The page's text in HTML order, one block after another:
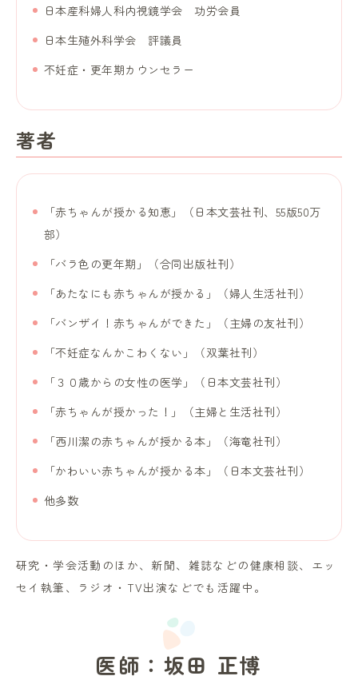
日本産科婦人科内視鏡学会 功労会員
日本生殖外科学会 評議員
不妊症・更年期カウンセラー
著者
「赤ちゃんが授かる知恵」（日本文芸社刊、55版50万
部）
「バラ色の更年期」（合同出版社刊）
「あたなにも赤ちゃんが授かる」（婦人生活社刊）
「バンザイ！赤ちゃんができた」（主婦の友社刊）
「不妊症なんかこわくない」（双葉社刊）
「３０歳からの女性の医学」（日本文芸社刊）
「赤ちゃんが授かった！」（主婦と生活社刊）
「西川潔の赤ちゃんが授かる本」（海竜社刊）
「かわいい赤ちゃんが授かる本」（日本文芸社刊）
他多数
研究・学会活動のほか、新聞、雑誌などの健康相談、エッ
セイ執筆、ラジオ・TV出演などでも活躍中。
医師：坂田 正博